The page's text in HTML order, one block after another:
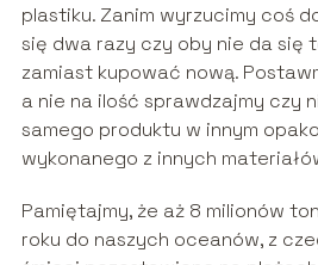
plastiku. Zanim wyrzucimy coś
się dwa razy czy oby nie da się
zamiast kupować nową.
a nie na ilość sprawdzajmy czy
samego produktu w innym
wykonanego z innych
Pamiętajmy, że aż 8 milionów
roku do naszych oceanów, z